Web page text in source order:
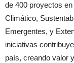
de 400 proyectos
Climático,
Emergentes, y
iniciativas
país, creando valor